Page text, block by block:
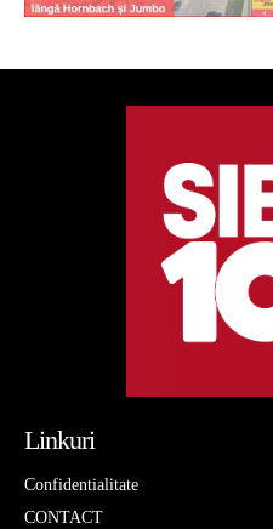
Linkuri
Confidentialitate
CONTACT